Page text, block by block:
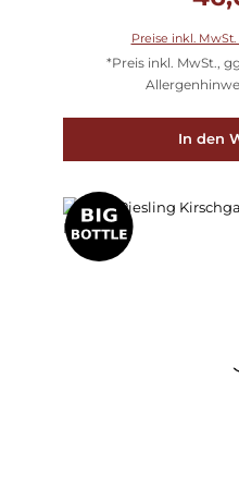
Preise inkl.
*Preis inkl. MwSt.,
In den